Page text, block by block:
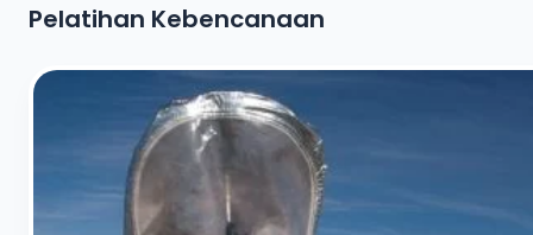
Pelatihan Kebencanaan